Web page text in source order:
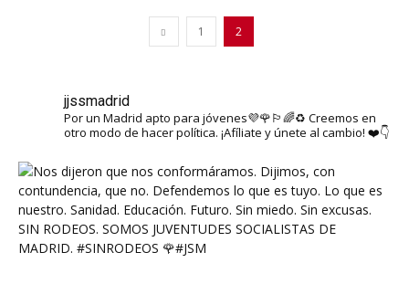
1 2
jjssmadrid
Por un Madrid apto para jóvenes💜🌹🏳️‍🌈♻️ Creemos en
otro modo de hacer política. ¡Afíliate y únete al cambio! ❤️👇